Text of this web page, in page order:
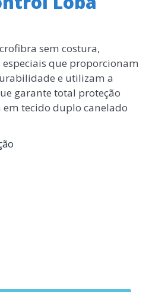
sem costura,
que proporcionam
e utilizam a
garante total proteção
tecido duplo canelado